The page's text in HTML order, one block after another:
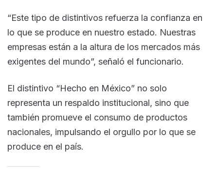
“Este tipo de distintivos refuerza la confianza en
lo que se produce en nuestro estado. Nuestras
empresas están a la altura de los mercados más
exigentes del mundo”, señaló el funcionario.
El distintivo “Hecho en México” no solo
representa un respaldo institucional, sino que
también promueve el consumo de productos
nacionales, impulsando el orgullo por lo que se
produce en el país.